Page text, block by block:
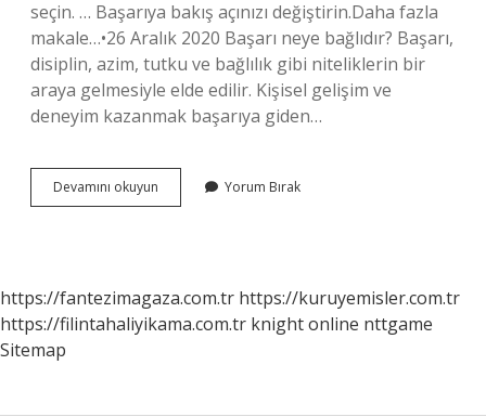
seçin. … Başarıya bakış açınızı değiştirin.Daha fazla
makale…•26 Aralık 2020 Başarı neye bağlıdır? Başarı,
disiplin, azim, tutku ve bağlılık gibi niteliklerin bir
araya gelmesiyle elde edilir. Kişisel gelişim ve
deneyim kazanmak başarıya giden…
Devamını okuyun
Olmanın
Yorum Bırak
https://fantezimagaza.com.tr https://kuruyemisler.com.tr
https://filintahaliyikama.com.tr knight online nttgame
Sitemap